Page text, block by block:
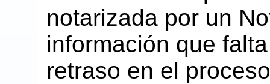
notarizada por un
información que
retraso en el